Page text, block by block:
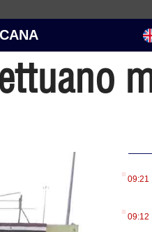
. 09:21
. 09:12